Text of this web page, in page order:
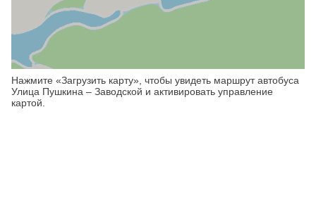
Нажмите «Загрузить карту», чтобы увидеть маршрут автобуса
Улица Пушкина – Заводской и активировать управление
картой.